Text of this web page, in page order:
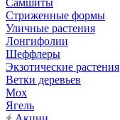
Самшиты
Стриженные формы
Уличные растения
Лонгифолии
Шеффлеры
Экзотические растения
Ветки деревьев
Мох
Ягель